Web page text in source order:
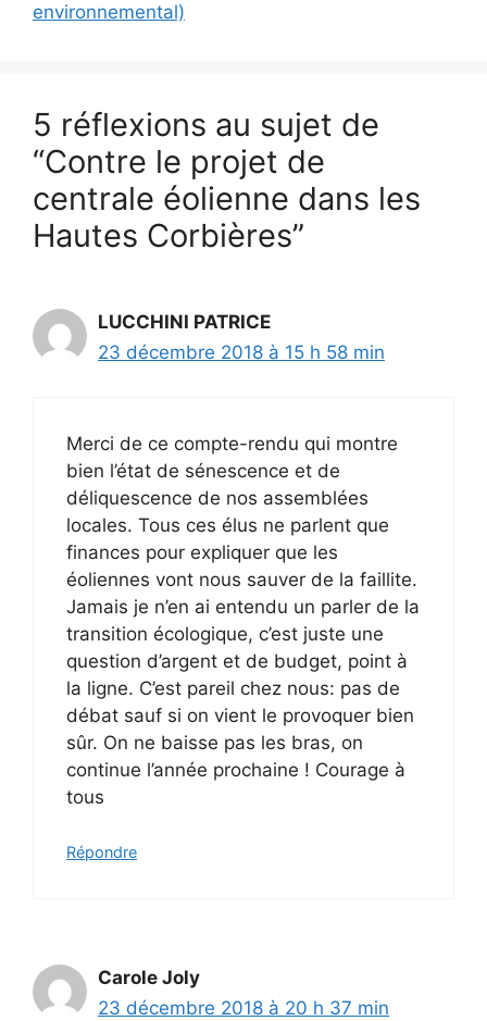
environnemental)
5 réflexions au sujet de
“Contre le projet de
centrale éolienne dans les
Hautes Corbières”
LUCCHINI PATRICE
23 décembre 2018 à 15 h 58 min
Merci de ce compte-rendu qui montre
bien l’état de sénescence et de
déliquescence de nos assemblées
locales. Tous ces élus ne parlent que
finances pour expliquer que les
éoliennes vont nous sauver de la faillite.
Jamais je n’en ai entendu un parler de la
transition écologique, c’est juste une
question d’argent et de budget, point à
la ligne. C’est pareil chez nous: pas de
débat sauf si on vient le provoquer bien
sûr. On ne baisse pas les bras, on
continue l’année prochaine ! Courage à
tous
Répondre
Carole Joly
23 décembre 2018 à 20 h 37 min